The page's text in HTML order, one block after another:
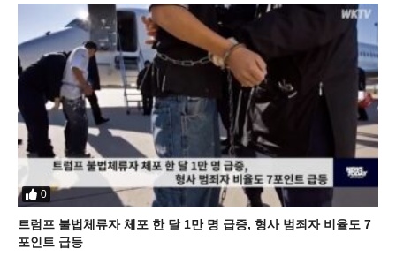
0
트럼프 불법체류자 체포 한 달 1만 명 급증, 형사 범죄자 비율도 7
포인트 급등